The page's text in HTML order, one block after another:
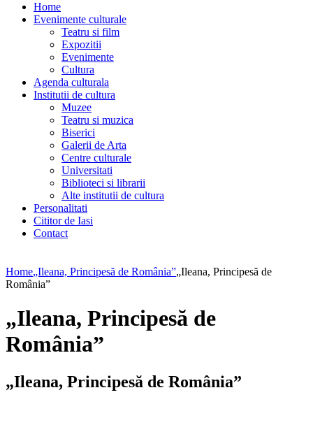
Home
Evenimente culturale
Teatru si film
Expozitii
Evenimente
Cultura
Agenda culturala
Institutii de cultura
Muzee
Teatru si muzica
Biserici
Galerii de Arta
Centre culturale
Universitati
Biblioteci si librarii
Alte institutii de cultura
Personalitati
Cititor de Iasi
Contact
Home„Ileana, Principesă de România”„Ileana, Principesă de
România”
„Ileana, Principesă de
România”
„Ileana, Principesă de România”